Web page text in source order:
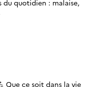
du quotidien : malaise,
Que ce soit dans la vie